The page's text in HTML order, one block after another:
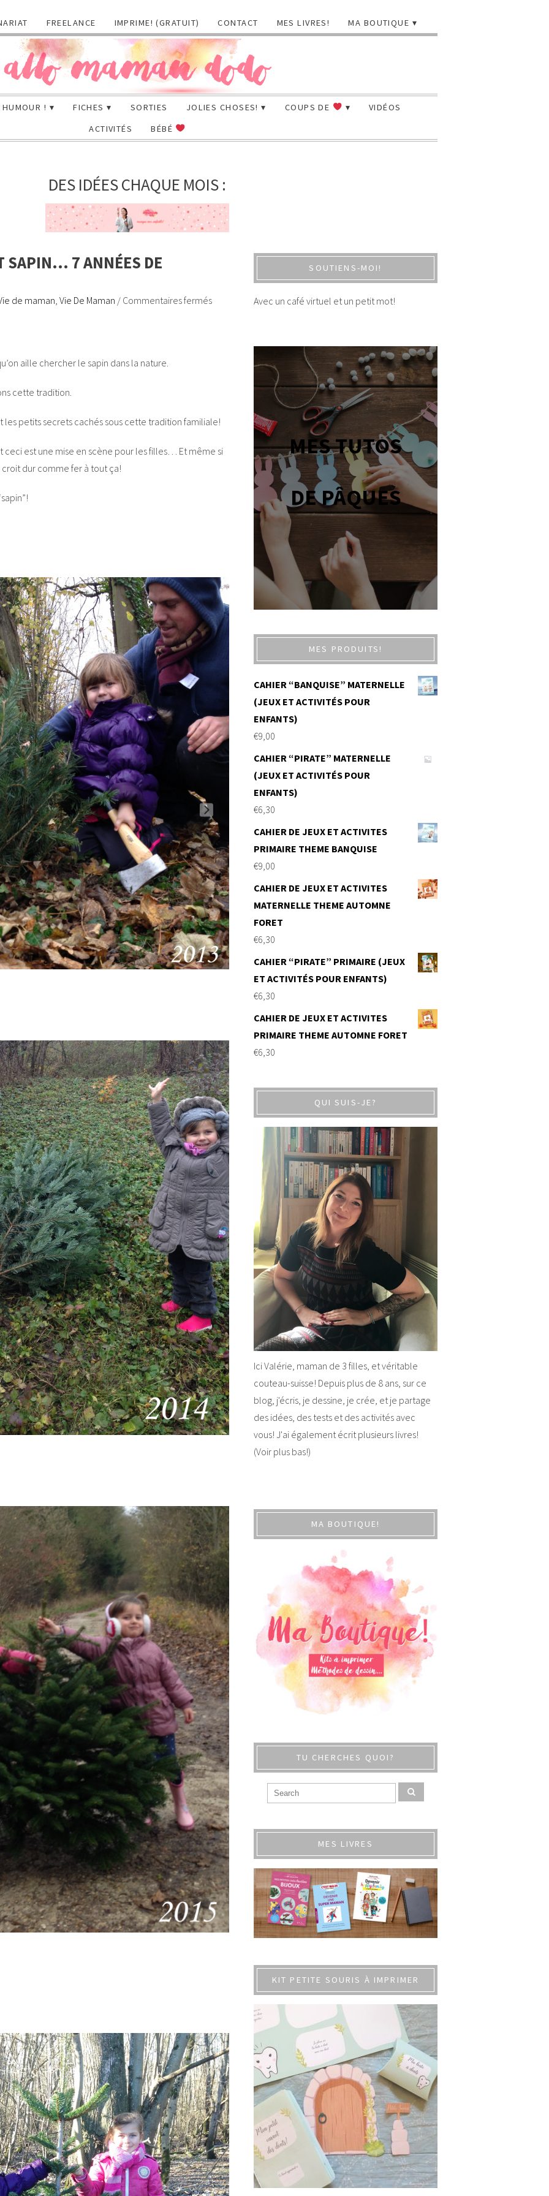
FREELANCE IMPRIME! (GRATUIT) CONTACT MES LIVRES! MA BOUTIQUE
HUMOUR ! FICHES SORTIES JOLIES CHOSES! COUPS DE
VIDÉOS
ACTIVITÉS
BÉBÉ
DES IDÉES CHAQUE MOIS :
SAPIN… 7 ANNÉES DE
de maman Vie De Maman / Commentaires fermés
aille chercher le sapin dans la nature.
cette tradition.
les petits secrets cachés sous cette tradition familiale!
ceci est une mise en scène pour les filles… Et même si
dur comme fer à tout ça!
SOUTIENS-MOI!
Avec un café virtuel et un petit mot!
MES TUTOS
DE PÂQUES
MES PRODUITS!
CAHIER “BANQUISE” MATERNELLE
(JEUX ET ACTIVITÉS POUR
ENFANTS)
€9,00
CAHIER “PIRATE” MATERNELLE
(JEUX ET ACTIVITÉS POUR
ENFANTS)
€6,30
CAHIER DE JEUX ET ACTIVITES
PRIMAIRE THEME BANQUISE
€9,00
CAHIER DE JEUX ET ACTIVITES
MATERNELLE THEME AUTOMNE
FORET
€6,30
CAHIER “PIRATE” PRIMAIRE (JEUX
ET ACTIVITÉS POUR ENFANTS)
€6,30
CAHIER DE JEUX ET ACTIVITES
PRIMAIRE THEME AUTOMNE FORET
€6,30
QUI SUIS-JE?
Ici Valérie, maman de 3 filles, et véritable
couteau-suisse! Depuis plus de 8 ans, sur ce
blog, j'écris, je dessine, je crée, et je partage
des idées, des tests et des activités avec
vous! J'ai également écrit plusieurs livres!
(Voir plus bas!)
MA BOUTIQUE!
TU CHERCHES QUOI?
MES LIVRES
KIT PETITE SOURIS À IMPRIMER